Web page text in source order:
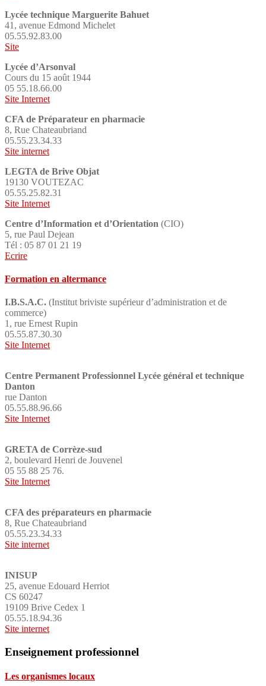
Lycée technique Marguerite Bahuet
41, avenue Edmond Michelet
05.55.92.83.00
Site
Lycée d’Arsonval
Cours du 15 août 1944
05 55.18.66.00
Site Internet
CFA de Préparateur en pharmacie
8, Rue Chateaubriand
05.55.23.34.33
Site internet
LEGTA de Brive Objat
19130 VOUTEZAC
05.55.25.82.31
Site Internet
Centre d’Information et d’Orientation (CIO)
5, rue Paul Dejean
Tél : 05 87 01 21 19
Ecrire
Formation en altermance
I.B.S.A.C. (Institut briviste supérieur d’administration et de
commerce)
1, rue Ernest Rupin
05.55.87.30.30
Site Internet
Centre Permanent Professionnel Lycée général et technique
Danton
rue Danton
05.55.88.96.66
Site Internet
GRETA de Corrèze-sud
2, boulevard Henri de Jouvenel
05 55 88 25 76.
Site Internet
CFA des préparateurs en pharmacie
8, Rue Chateaubriand
05.55.23.34.33
Site internet
INISUP
25, avenue Edouard Herriot
CS 60247
19109 Brive Cedex 1
05.55.18.94.36
Site internet
Enseignement professionnel
Les organismes locaux